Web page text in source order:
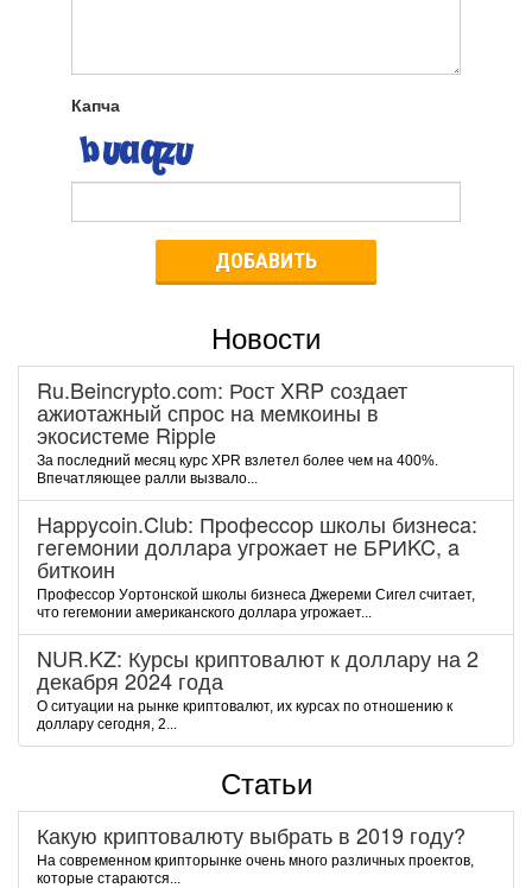
Капча
ДОБАВИТЬ
Новости
Ru.Beincrypto.com: Рост XRP создает
ажиотажный спрос на мемкоины в
экосистеме Ripple
За последний месяц курс XPR взлетел более чем на 400%.
Впечатляющее ралли вызвало...
Happycoin.Club: Пpoфeccop шкoлы бизнeca:
гeгeмoнии дoллapa угpoжaeт нe БPИKC, a
биткoин
Пpoфeccop Уopтoнcкoй шкoлы бизнeca Джepeми Cигeл cчитaeт,
чтo гeгeмoнии aмepикaнcкoгo дoллapa угpoжaeт...
NUR.KZ: Курсы криптовалют к доллару на 2
декабря 2024 года
О ситуации на рынке криптовалют, их курсах по отношению к
доллару сегодня, 2...
Статьи
Какую криптовалюту выбрать в 2019 году?
На современном крипторынке очень много различных проектов,
которые стараются...